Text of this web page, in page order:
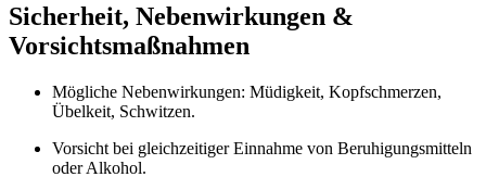
Sicherheit, Nebenwirkungen &
Vorsichtsmaßnahmen
Mögliche Nebenwirkungen: Müdigkeit, Kopfschmerzen,
Übelkeit, Schwitzen.
Vorsicht bei gleichzeitiger Einnahme von Beruhigungsmitteln
oder Alkohol.